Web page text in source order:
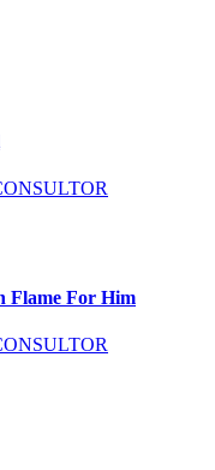
Flame For Him